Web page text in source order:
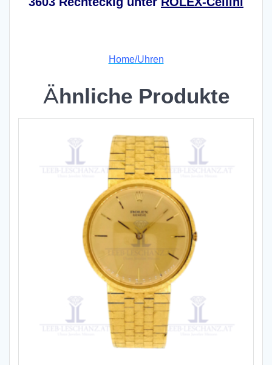
Home/Uhren
Ähnliche Produkte